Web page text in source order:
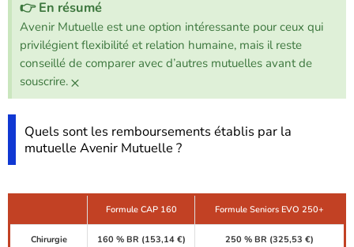
👉 En résumé
Avenir Mutuelle est une option intéressante pour ceux qui
privilégient flexibilité et relation humaine, mais il reste
conseillé de comparer avec d’autres mutuelles avant de
souscrire. ×
Quels sont les remboursements établis par la
mutuelle Avenir Mutuelle ?
Formule CAP 160 Formule Seniors EVO 250+
Chirurgie 160 % BR (153,14 €) 250 % BR (325,53 €)